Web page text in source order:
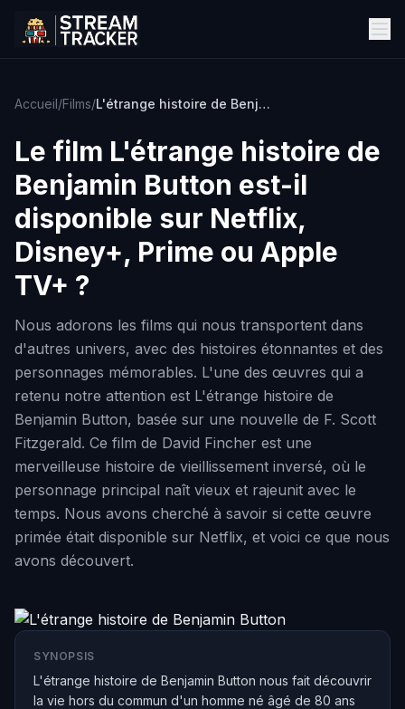
Accueil/Films/ L'étrange histoire de Benjamin Button
Le film L'étrange histoire de
Benjamin Button est-il
disponible sur Netflix,
Disney+, Prime ou Apple
TV+ ?
Nous adorons les films qui nous transportent dans
d'autres univers, avec des histoires étonnantes et des
personnages mémorables. L'une des œuvres qui a
retenu notre attention est L'étrange histoire de
Benjamin Button, basée sur une nouvelle de F. Scott
Fitzgerald. Ce film de David Fincher est une
merveilleuse histoire de vieillissement inversé, où le
personnage principal naît vieux et rajeunit avec le
temps. Nous avons cherché à savoir si cette œuvre
primée était disponible sur Netflix, et voici ce que nous
avons découvert.
SYNOPSIS
L'étrange histoire de Benjamin Button nous fait découvrir
la vie hors du commun d'un homme né âgé de 80 ans